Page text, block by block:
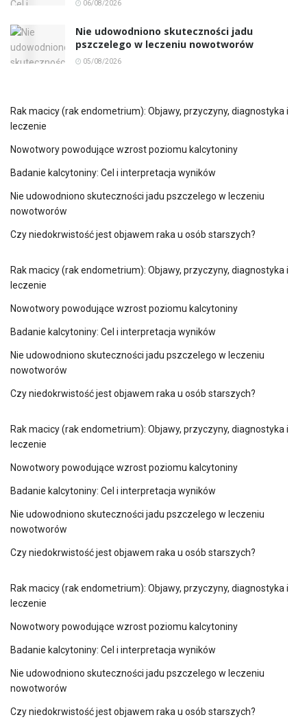
06/08/2026
Nie udowodniono skuteczności jadu
pszczelego w leczeniu nowotworów
05/08/2026
Rak macicy (rak endometrium): Objawy, przyczyny, diagnostyka i
leczenie
Nowotwory powodujące wzrost poziomu kalcytoniny
Badanie kalcytoniny: Cel i interpretacja wyników
Nie udowodniono skuteczności jadu pszczelego w leczeniu
nowotworów
Czy niedokrwistość jest objawem raka u osób starszych?
Rak macicy (rak endometrium): Objawy, przyczyny, diagnostyka i
leczenie
Nowotwory powodujące wzrost poziomu kalcytoniny
Badanie kalcytoniny: Cel i interpretacja wyników
Nie udowodniono skuteczności jadu pszczelego w leczeniu
nowotworów
Czy niedokrwistość jest objawem raka u osób starszych?
Rak macicy (rak endometrium): Objawy, przyczyny, diagnostyka i
leczenie
Nowotwory powodujące wzrost poziomu kalcytoniny
Badanie kalcytoniny: Cel i interpretacja wyników
Nie udowodniono skuteczności jadu pszczelego w leczeniu
nowotworów
Czy niedokrwistość jest objawem raka u osób starszych?
Rak macicy (rak endometrium): Objawy, przyczyny, diagnostyka i
leczenie
Nowotwory powodujące wzrost poziomu kalcytoniny
Badanie kalcytoniny: Cel i interpretacja wyników
Nie udowodniono skuteczności jadu pszczelego w leczeniu
nowotworów
Czy niedokrwistość jest objawem raka u osób starszych?